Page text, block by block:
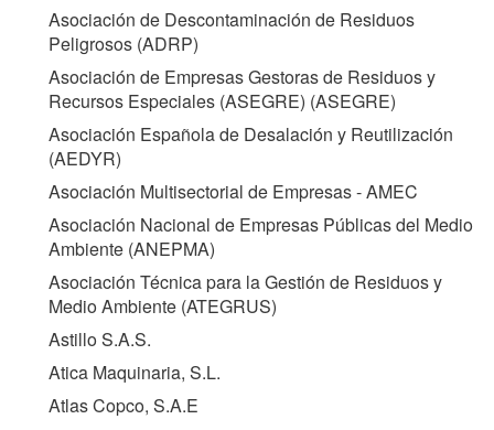
Asociación de Descontaminación de Residuos
Peligrosos (ADRP)
Asociación de Empresas Gestoras de Residuos y
Recursos Especiales (ASEGRE) (ASEGRE)
Asociación Española de Desalación y Reutilización
(AEDYR)
Asociación Multisectorial de Empresas - AMEC
Asociación Nacional de Empresas Públicas del Medio
Ambiente (ANEPMA)
Asociación Técnica para la Gestión de Residuos y
Medio Ambiente (ATEGRUS)
Astillo S.A.S.
Atica Maquinaria, S.L.
Atlas Copco, S.A.E